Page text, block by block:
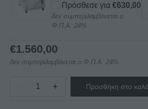
Πρόσθεσε για €630,00
δεν συμπεριλαμβάνεται ο
Φ.Π.Α. 24%
€1.560,00
δεν συμπεριλαμβάνεται ο Φ.Π.Α. 24%
ΦΟΥΡΝΟΣ
+ Προσθήκη στο